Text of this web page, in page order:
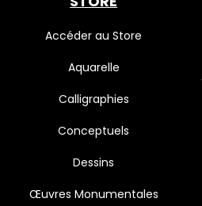
Accéder au Store
Aquarelle
Calligraphies
Conceptuels
Dessins
Œuvres Monumentales